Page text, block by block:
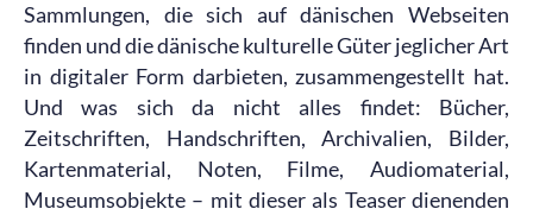
Sammlungen, die sich auf dänischen Webseiten
finden und die dänische kulturelle Güter jeglicher Art
in digitaler Form darbieten, zusammengestellt hat.
Und was sich da nicht alles findet: Bücher,
Zeitschriften, Handschriften, Archivalien, Bilder,
Kartenmaterial, Noten, Filme, Audiomaterial,
Museumsobjekte – mit dieser als Teaser dienenden